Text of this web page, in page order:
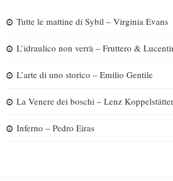
Tutte le mattine di Sybil – Virginia Evans
L’idraulico non verrà – Fruttero &
L’arte di uno storico – Emilio Gentile
La Venere dei boschi – Lenz Koppelstätter
Inferno – Pedro Eiras